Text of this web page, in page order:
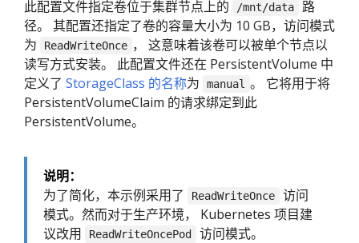
此配置文件指定卷位于集群节点上的 /mnt/data
路
径。 其配置还指定了卷的容量大小为 10 GB，访问模式
为
ReadWriteOnce ， 这意味着该卷可以被单个节点以
读写方式安装。 此配置文件还在 PersistentVolume 中
定义了 StorageClass 的名称为 manual 。 它将用于将
PersistentVolumeClaim 的请求绑定到此
PersistentVolume。
说明：
为了简化，本示例采用了
ReadWriteOnce
访问
模式。然而对于生产环境， Kubernetes 项目建
议改用
ReadWriteOncePod 访问模式。